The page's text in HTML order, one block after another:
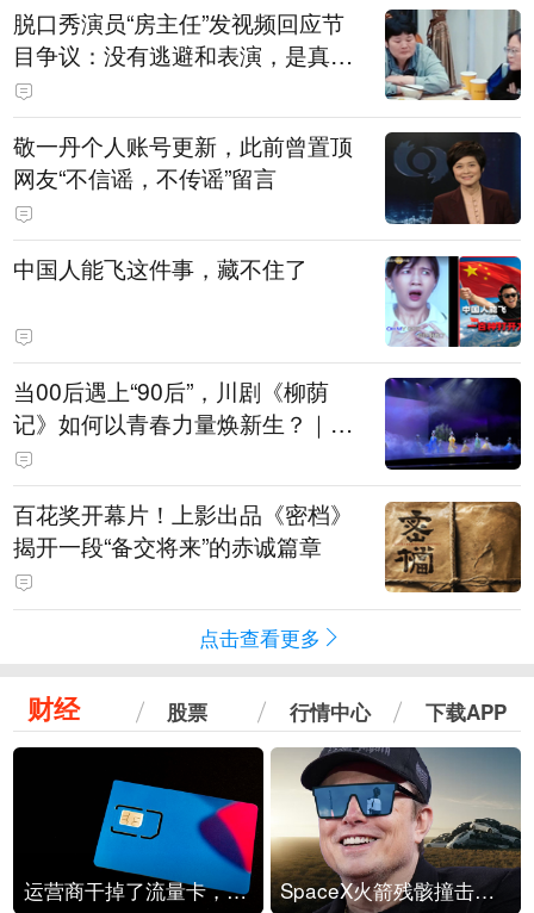
脱口秀演员“房主任”发视频回应节
目争议：没有逃避和表演，是真心
在节目中求解决方法，请求大家别
骂自己女儿
敬一丹个人账号更新，此前曾置顶
网友“不信谣，不传谣”留言
中国人能飞这件事，藏不住了
当00后遇上“90后”，川剧《柳荫
记》如何以青春力量焕新生？｜文
化观察
百花奖开幕片！上影出品《密档》
揭开一段“备交将来”的赤诚篇章
点击查看更多
财经 股票 行情中心 下载APP
运营商干掉了流量卡，他们真的玩不起了 SpaceX火箭残骸撞击月球